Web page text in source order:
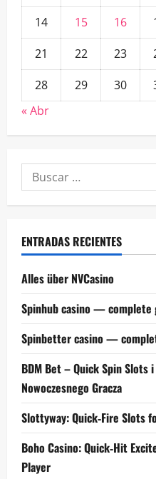
14
15 16
21
22 23
28
29 30
« Abr
Buscar:
ENTRADAS RECIENTES
Alles über NVCasino
Spinhub casino — complete
Spinbetter casino —
BDM Bet – Quick Spin Slots
Nowoczesnego Gracza
Slottyway: Quick‑Fire Slots
Boho Casino: Quick‑Hit
Player